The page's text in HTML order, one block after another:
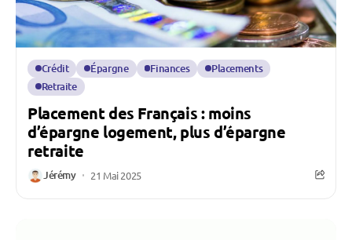
Crédit Épargne Finances
Placements
Retraite
Placement des Français : moins
d’épargne logement, plus d’épargne
retraite
Jérémy 21 Mai 2025